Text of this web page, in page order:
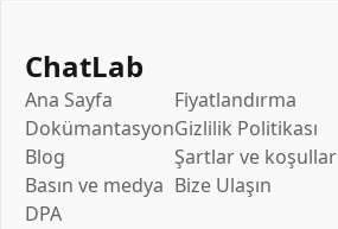
ChatLab
Ana Sayfa
Dokümantasyon
Blog
Basın ve medya
DPA
Fiyatlandırma
Gizlilik Politikası
Şartlar ve koşullar
Bize Ulaşın